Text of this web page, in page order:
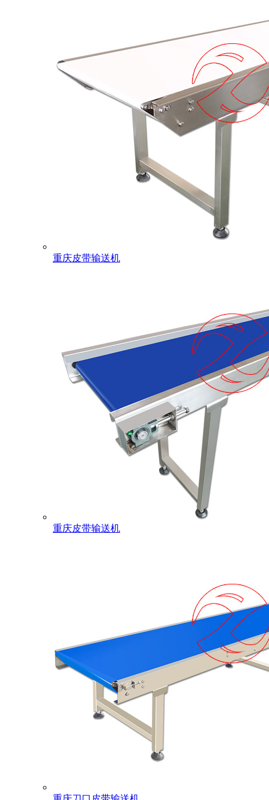
重庆皮带输送机
重庆皮带输送机